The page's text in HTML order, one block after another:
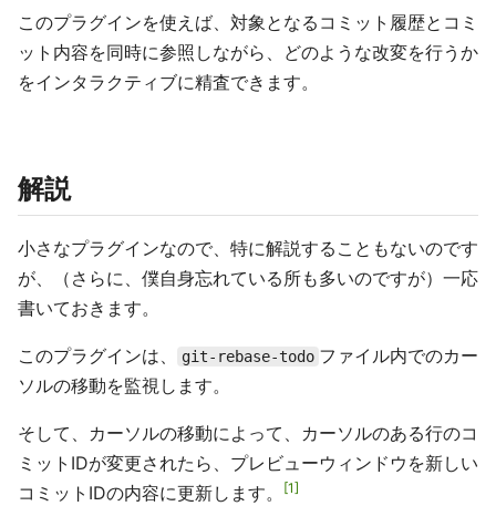
このプラグインを使えば、対象となるコミット履歴とコミ
ット内容を同時に参照しながら、どのような改変を行うか
をインタラクティブに精査できます。
解説
小さなプラグインなので、特に解説することもないのです
が、（さらに、僕自身忘れている所も多いのですが）一応
書いておきます。
このプラグインは、 git-rebase-todo ファイル内でのカー
ソルの移動を監視します。
そして、カーソルの移動によって、カーソルのある行のコ
ミットIDが変更されたら、プレビューウィンドウを新しい
コミットIDの内容に更新します。
1